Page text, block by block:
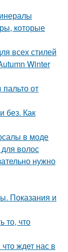
которые
всех стилей
Winter
от
без. Как
в моде
волос
нужно
Показания и
то, что
ждет нас в